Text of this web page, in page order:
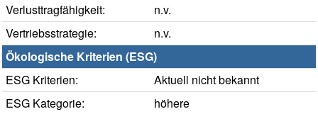
Verlusttragfähigkeit:
n.v.
Vertriebsstrategie:
n.v.
Ökologische Kriterien (ESG)
ESG Kriterien:
Aktuell nicht bekannt
ESG Kategorie:
höhere